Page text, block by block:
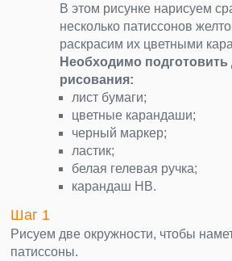
В этом рисунке нарисуем
несколько патиссонов
раскрасим их цветными
Необходимо подготовить
рисования:
лист бумаги;
цветные карандаши;
черный маркер;
ластик;
белая гелевая ручка;
карандаш НВ.
Шаг 1
Рисуем две окружности, чтобы
патиссоны.